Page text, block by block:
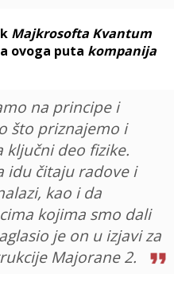
Majkrosofta Kvantum
ovoga puta kompanija
na principe i
što priznajemo i
ključni deo fizike.
idu čitaju radove i
kao i da
kojima smo dali
je on u izjavi za
Majorane 2.